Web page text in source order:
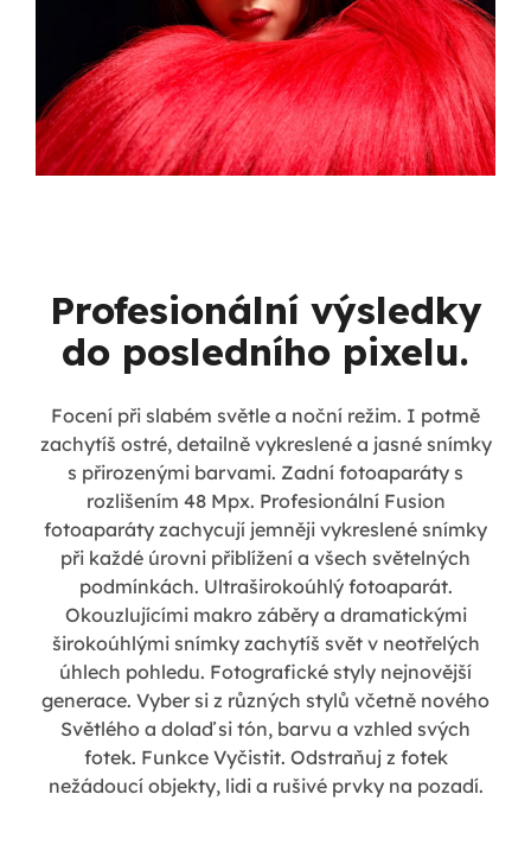
Profesionální výsledky
do posledního pixelu.
Focení při slabém světle a noční režim. I potmě
zachytíš ostré, detailně vykreslené a jasné snímky
s přirozenými barvami. Zadní fotoaparáty s
rozlišením 48 Mpx. Profesionální Fusion
fotoaparáty zachycují jemněji vykreslené snímky
při každé úrovni přiblížení a všech světelných
podmínkách. Ultraširokoúhlý fotoaparát.
Okouzlujícími makro záběry a dramatickými
širokoúhlými snímky zachytíš svět v neotřelých
úhlech pohledu. Fotografické styly nejnovější
generace. Vyber si z různých stylů včetně nového
Světlého a dolaď si tón, barvu a vzhled svých
fotek. Funkce Vyčistit. Odstraňuj z fotek
nežádoucí objekty, lidi a rušivé prvky na pozadí.